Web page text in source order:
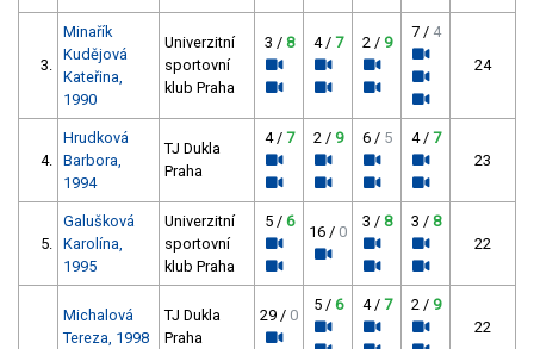
3.
Minařík
Kudějová
Kateřina,
1990
Univerzitní
sportovní
klub Praha
3 / 8 4 / 7 2 / 9
7 / 4
24
4.
Hrudková
Barbora,
1994
TJ Dukla
Praha
4 / 7 2 / 9 6 / 5 4 / 7
23
5.
Galušková
Karolína,
1995
Univerzitní
sportovní
klub Praha
5 / 6
16 / 0
3 / 8 3 / 8
22
Michalová
Tereza, 1998
TJ Dukla
Praha
29 / 0
5 / 6 4 / 7 2 / 9
22